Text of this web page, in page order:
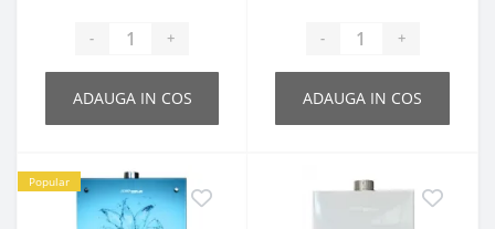
- +
ADAUGA IN COS
- +
ADAUGA IN COS
Popular